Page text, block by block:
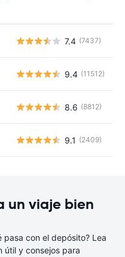
7.4 (7437)
9.4 (11512)
8.6 (8812)
9.1 (2409)
un viaje bien
pasa con el depósito? Lea
útil y consejos para